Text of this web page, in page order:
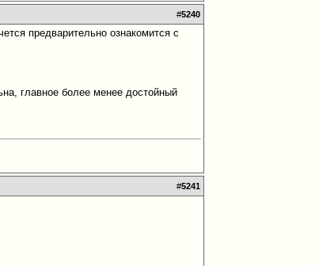
#5240
предварительно ознакомится с
главное более менее достойный
#5241